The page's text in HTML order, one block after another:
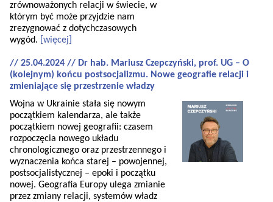
zrównoważonych relacji w świecie, w
którym być może przyjdzie nam
zrezygnować z dotychczasowych
wygód.
[więcej]
// 25.04.2024 // Dr hab. Mariusz Czepczyński, prof. UG – O
(kolejnym) końcu postsocjalizmu. Nowe geografie relacji i
zmieniające się przestrzenie władzy
Wojna w Ukrainie stała się nowym
początkiem kalendarza, ale także
początkiem nowej geografii: czasem
rozpoczęcia nowego układu
chronologicznego oraz przestrzennego i
wyznaczenia końca starej – powojennej,
postsocjalistycznej – epoki i początku
nowej. Geografia Europy ulega zmianie
przez zmiany relacji, systemów władz